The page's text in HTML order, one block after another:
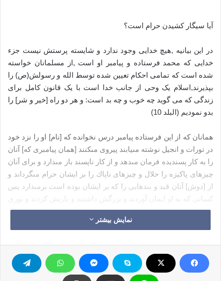
آیا سیگار کشیدن حرام است؟
در این بیانیه ,هیچ خدایی وجود ندارد و شایسته پرستش نیست جزء
خدایی که محمد فرستاده و پیامبر او است ,از مسلمانان خواسته
شده است که تمامی احکام تعیین شده توسط الله و رسولش(ص) را
بپذیرند,اسلام یک وحی از جانب خدا است با یک قانون کامل برای
زندگی که می گوید چه خوب و چه بد است: و هر دو راه [خير و شر] را
بدو نموديم (البلد 10)
همانان كه از اين فرستاده پيامبر درس نخوانده كه [نام] او را نزد خود
در تورات و انجيل نوشته مى‏يابند پيروى مى‏كنند [همان پيامبرى كه] آنان
را به كار پسنديده فرمان مى‏دهد و از كار ناپسند باز مى‏دارد و براى آنان
چيزهاى پاكيزه را حلال و چيزهاى ناپاك را بر ايشان حرام مى‏گرداند و
از [دوش] آنان قيد و بندهايى را كه بر ايشان بوده است برمى‏دارد پس
كسانى كه به او ايمان آوردند و بزرگش داشتند و ياريش كردند و نورى
را كه با او نازل شده است پيروى كردند آنان همان رستگارانند
بنابراین سیگار کشیدن شر است یا نه؟
اجازه دهید اثرات ان مورد بررسی قرار گیرد.سیگار کشیدن یک قتل
نمایش بیشتر